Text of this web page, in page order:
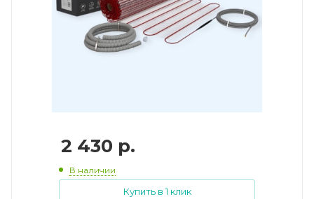
2 430 р.
В наличии
Купить в 1 клик